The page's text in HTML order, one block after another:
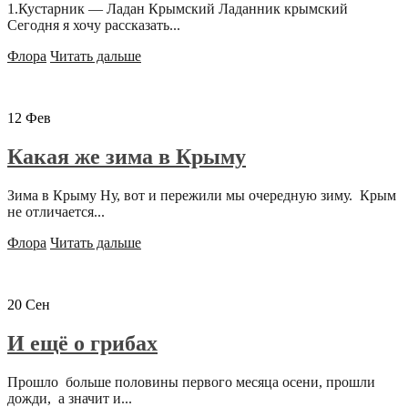
1.Кустарник — Ладан Крымский Ладанник крымский
Сегодня я хочу рассказать...
Флора Читать дальше
12 Фев
Какая же зима в Крыму
Зима в Крыму Ну, вот и пережили мы очередную зиму. Крым
не отличается...
Флора Читать дальше
20 Сен
И ещё о грибах
Прошло больше половины первого месяца осени, прошли
дожди, а значит и...